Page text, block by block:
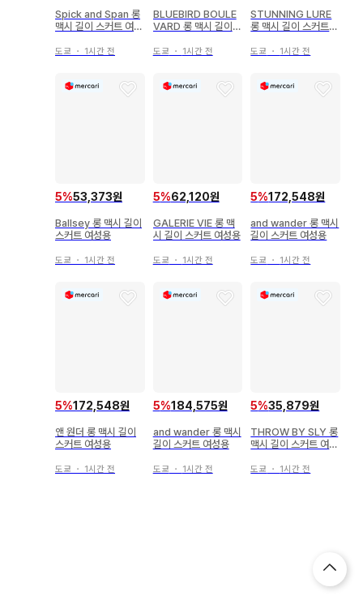
Spick and Span 롱
맥시 길이 스커트 여성
도쿄 ・ 1시간 전
BLUEBIRD BOULE
VARD 롱 맥시 길이
도쿄 ・ 1시간 전
STUNNING LURE
롱 맥시 길이 스커트
도쿄 ・ 1시간 전
5%53,373원
Ballsey 롱 맥시 길이
스커트 여성용
도쿄 ・ 1시간 전
5%62,120원
GALERIE VIE 롱 맥
시 길이 스커트 여성용
도쿄 ・ 1시간 전
5%172,548원
and wander 롱 맥시
길이 스커트 여성용
도쿄 ・ 1시간 전
5%172,548원
앤 원더 롱 맥시 길이
스커트 여성용
도쿄 ・ 1시간 전
5%184,575원
and wander 롱 맥시
길이 스커트 여성용
도쿄 ・ 1시간 전
5%35,879원
THROW BY SLY 롱
맥시 길이 스커트 여성
도쿄 ・ 1시간 전